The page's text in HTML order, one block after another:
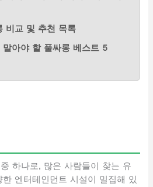
비교 및 추천 목록
아야 할 풀싸롱 베스트 5
하나로, 많은 사람들이 찾는 유
엔터테인먼트 시설이 밀집해 있